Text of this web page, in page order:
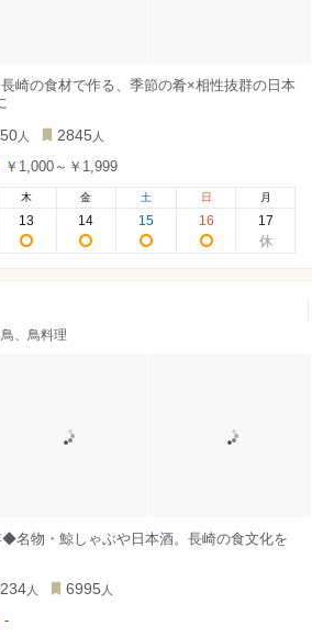
崎の食材で作る、季節の肴×相性抜群の日本
50 人 2845 人
￥1,000～￥1,999
木
13
金
14
土
15
日
16
月
17
、鳥料理
◆名物・鯨しゃぶや日本酒。長崎の食文化を
234 人 6995 人
-